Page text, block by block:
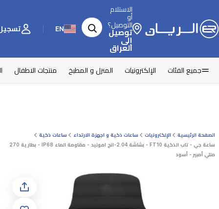
الاستلام
أو
التوصيل؟
توصيل
إلى
العراق
EN تسجيل
جميع الفئات الإلكترونيات المنزل و المطبخ منتجات الاطفال
الصفحة الرئيسية الإلكترونيات ساعات ذكية و اجهزة الارتداء
ساعات ذكية
ساعة جي - تاب الذكية FT10 - بشاشة 2.04-انج اموليد - مقاومة الماء IP68 - بطارية 270
مللي أمبير - أسود